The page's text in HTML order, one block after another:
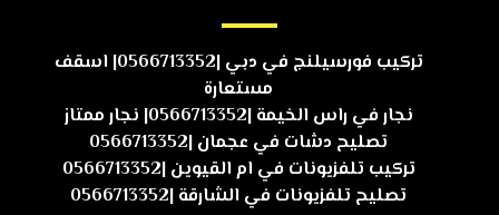
تركيب فورسيلنج في دبي |0566713352| اسقف
مستعارة
نجار في راس الخيمة |0566713352| نجار ممتاز
تصليح دشات في عجمان |0566713352
تركيب تلفزيونات في ام القيوين |0566713352
تصليح تلفزيونات في الشارقة |0566713352